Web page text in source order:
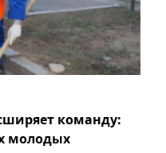
команду:
молодых